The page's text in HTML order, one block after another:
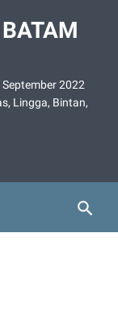
2022
Lingga, Bintan,